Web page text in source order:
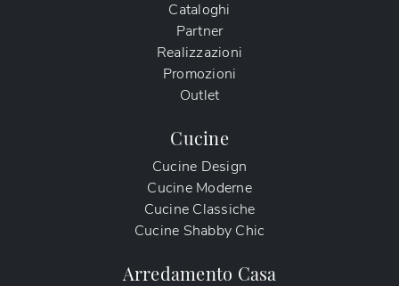
Cataloghi
Partner
Realizzazioni
Promozioni
Outlet
Cucine
Cucine Design
Cucine Moderne
Cucine Classiche
Cucine Shabby Chic
Arredamento Casa